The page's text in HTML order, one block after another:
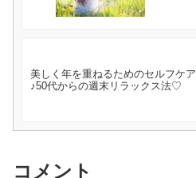
美しく年を重ねるためのセルフケア
♪50代からの週末リラックス法♡
コメント